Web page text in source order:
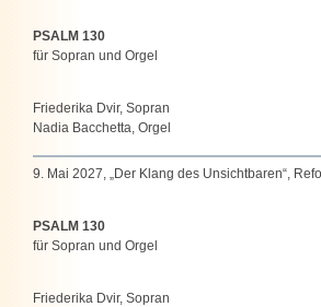
PSALM 130
für Sopran und Orgel
Friederika Dvir, Sopran
Nadia Bacchetta, Orgel
9. Mai 2027, „Der Klang des Unsichtbaren“,
PSALM 130
für Sopran und Orgel
Friederika Dvir, Sopran